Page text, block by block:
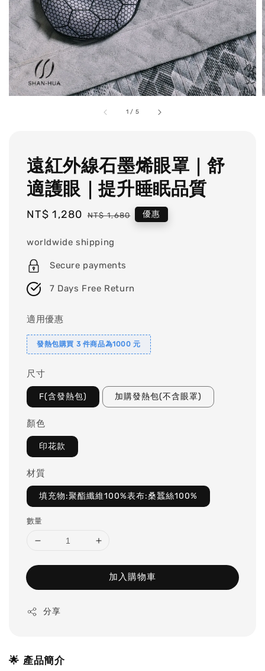
1 / 5
遠紅外線石墨烯眼罩｜舒
適護眼｜提升睡眠品質
Sale
NT$ 1,280 Regular
NT$ 1,680 優惠
worldwide shipping
Secure payments
7 Days Free Return
適用優惠
發熱包購買 3 件商品為1000 元
尺寸
F(含發熱包) 加購發熱包(不含眼罩)
顏色
印花款
材質
填充物:聚酯纖維100%表布:桑蠶絲100%
數量
加入購物車
分享
🌟 產品簡介